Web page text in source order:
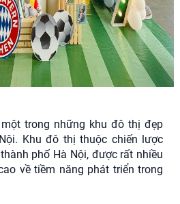
trong những khu đô thị đẹp
Khu đô thị thuộc chiến lược
phố Hà Nội, được rất nhiều
về tiềm năng phát triển trong